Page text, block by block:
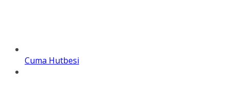
Cuma Hutbesi